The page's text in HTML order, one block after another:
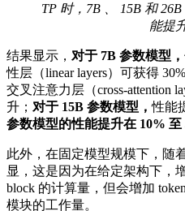
TP 时，7B 、 15B 和
能提
结果显示， 对于 7B 参数模型，
性层（linear layers）可获得
交叉注意力层（cross-attention
升； 对于 15B 参数模型，性能
参数模型的性能提升在 10% 至
此外，在固定模型规模下，随
显，这是因为在给定架构下，
block 的计算量，但会增加
模块的工作量。